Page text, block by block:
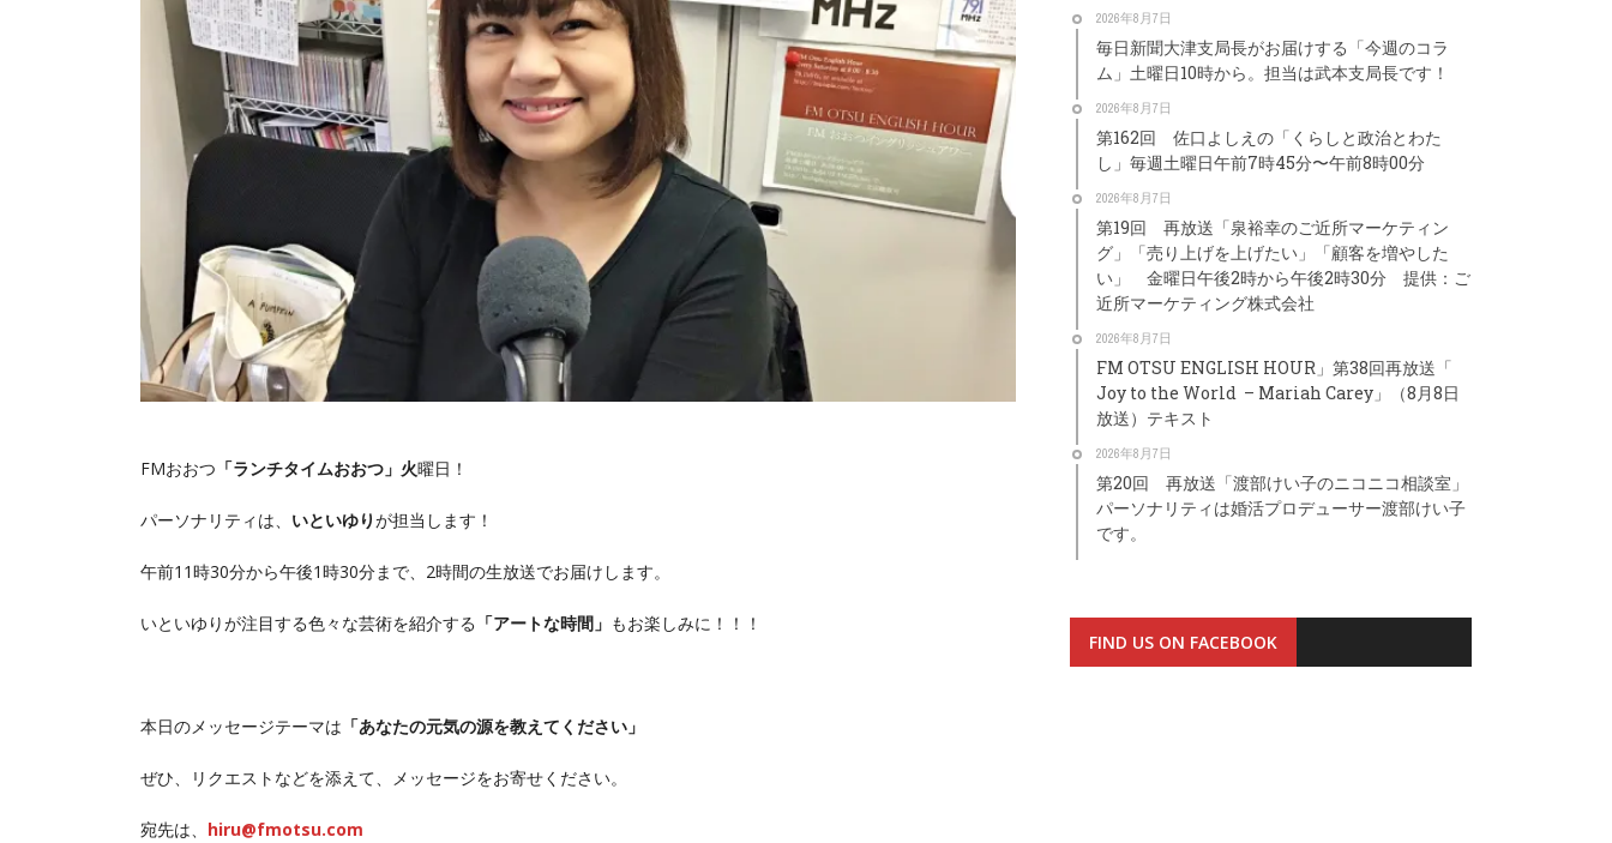
FMおおつ 「ランチタイムおおつ」火曜日！
パーソナリティは、 いといゆりが担当します！
午前11時30分から午後1時30分まで、2時間の生放送でお届けします。
いといゆりが注目する色々な芸術を紹介する 「アートな時間」 もお楽しみに！！！
本日のメッセージテーマは 「あなたの元気の源を教えてください」
ぜひ、リクエストなどを添えて、メッセージをお寄せください。
宛先は、 hiru@fmotsu.com
2026年8月7日
毎日新聞大津支局長がお届けする「今週のコラ
ム」土曜日10時から。担当は武本支局長です！
2026年8月7日
第162回 佐口よしえの「くらしと政治とわた
し」毎週土曜日午前7時45分〜午前8時00分
2026年8月7日
第19回 再放送「泉裕幸のご近所マーケティン
グ」「売り上げを上げたい」「顧客を増やした
い」 金曜日午後2時から午後2時30分 提供：ご
近所マーケティング株式会社
2026年8月7日
FM OTSU ENGLISH HOUR」第38回再放送「
Joy to the World – Mariah Carey」（8月8日
放送）テキスト
2026年8月7日
第20回 再放送「渡部けい子のニコニコ相談室」
パーソナリティは婚活プロデューサー渡部けい子
です。
FIND US ON FACEBOOK